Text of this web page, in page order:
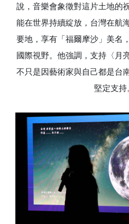
說，音樂會象徵對這片土地的
能在世界持續綻放，台灣在航
要地，享有「福爾摩沙」美名
國際視野。他強調，支持〈月
不只是因藝術家與自己都是台
堅定支持